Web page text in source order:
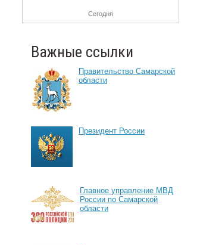
Сегодня
Важные ссылки
Правительство Самарской
области
Президент России
Главное управление МВД
России по Самарской
области